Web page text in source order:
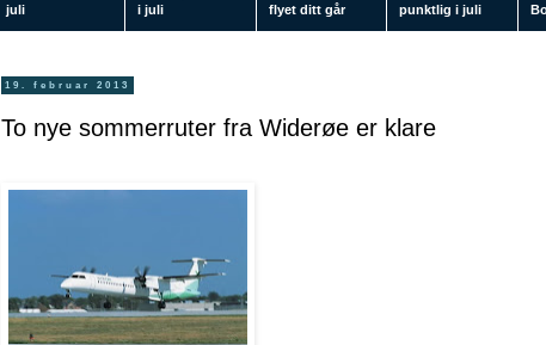
juli
i juli
flyet ditt går
punktlig i juli
19. februar 2013
To nye sommerruter fra Widerøe er klare